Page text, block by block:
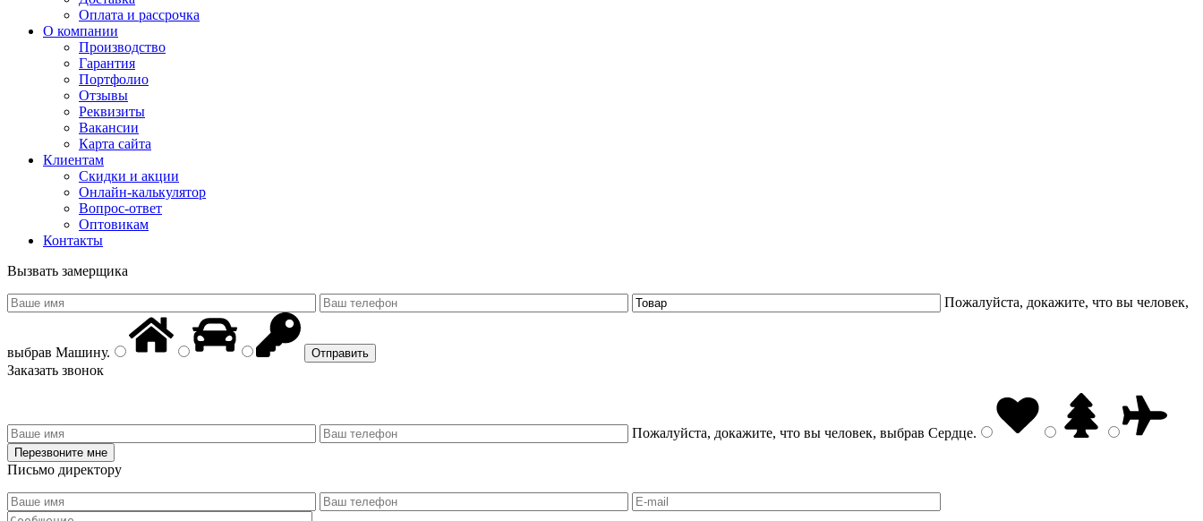
Оплата и рассрочка
О компании
Производство
Гарантия
Портфолио
Отзывы
Реквизиты
Вакансии
Карта сайта
Клиентам
Скидки и акции
Онлайн-калькулятор
Вопрос-ответ
Оптовикам
Контакты
Вызвать замерщика
Пожалуйста, докажите, что вы человек,
выбрав Машину.
Заказать звонок
Пожалуйста, докажите, что вы человек, выбрав Сердце.
Письмо директору